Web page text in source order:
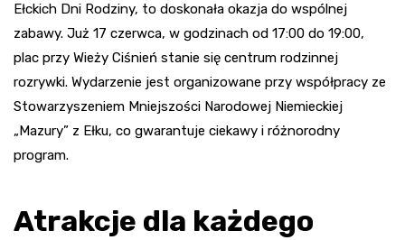
Ełckich Dni Rodziny, to doskonała okazja do wspólnej
zabawy. Już 17 czerwca, w godzinach od 17:00 do 19:00,
plac przy Wieży Ciśnień stanie się centrum rodzinnej
rozrywki. Wydarzenie jest organizowane przy współpracy ze
Stowarzyszeniem Mniejszości Narodowej Niemieckiej
„Mazury” z Ełku, co gwarantuje ciekawy i różnorodny
program.
Atrakcje dla każdego